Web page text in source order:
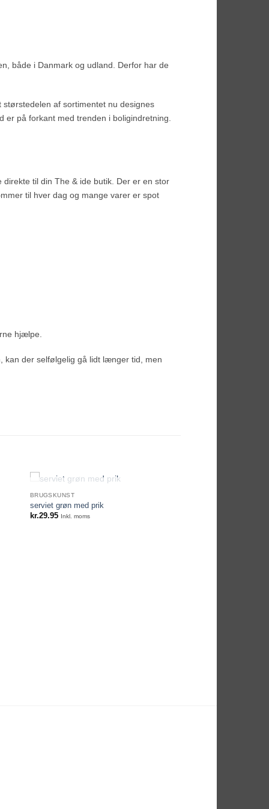
både i Danmark og udland. Derfor har de
af sortimentet nu designes
på forkant med trenden i boligindretning.
til din The & ide butik. Der er en stor
til hver dag og mange varer er spot
hjælpe.
kan der selfølgelig gå lidt længer tid, men
IKKE PÅ LAGER
BRUGSKUNST
serviet grøn med prik
kr.29.95 Inkl. moms